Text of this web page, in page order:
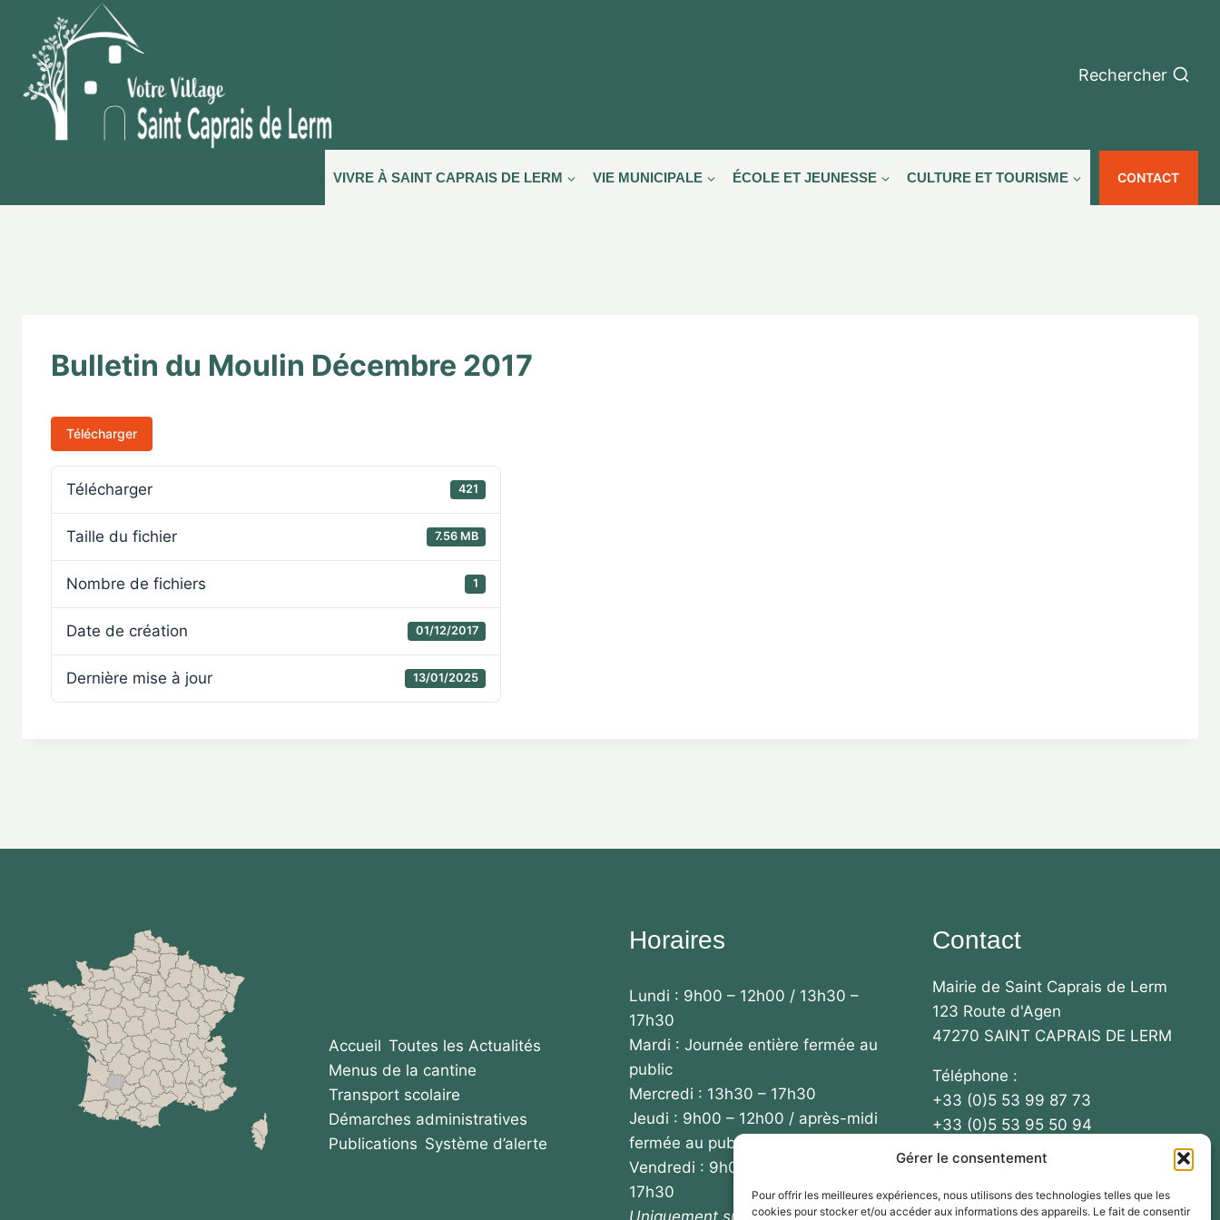
Gérer le consentement
Pour offrir les meilleures expériences, nous utilisons des technologies telles que les
cookies pour stocker et/ou accéder aux informations des appareils. Le fait de consentir
Rechercher
VIVRE À SAINT CAPRAIS DE LERM VIE MUNICIPALE ÉCOLE ET JEUNESSE CULTURE ET TOURISME CONTACT
Bulletin du Moulin Décembre 2017
Télécharger
Télécharger 421
Taille du fichier 7.56 MB
Nombre de fichiers 1
Date de création 01/12/2017
Dernière mise à jour 13/01/2025
Accueil Toutes les Actualités
Menus de la cantine
Transport scolaire
Démarches administratives
Publications Système d’alerte
Horaires
Lundi : 9h00 – 12h00 / 13h30 –
17h30
Mardi : Journée entière fermée au
public
Mercredi : 13h30 – 17h30
Jeudi : 9h00 – 12h00 / après-midi
fermée au public
Vendredi : 9h00 – 12h00 / 13h30 –
17h30
Uniquement sur rendez-vous le
Contact
Mairie de Saint Caprais de Lerm
123 Route d'Agen
47270 SAINT CAPRAIS DE LERM
Téléphone :
+33 (0)5 53 99 87 73
+33 (0)5 53 95 50 94
Email : mairie-
stcaprais@collectivite47.fr